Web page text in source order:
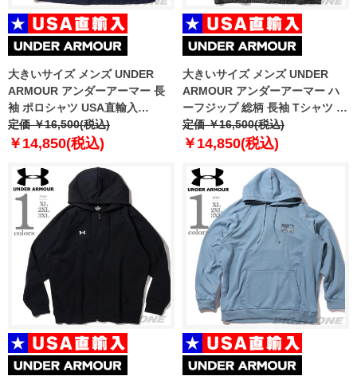
大きいサイズ メンズ UNDER
ARMOUR アンダーアーマー 長
袖 ポロシャツ USA直輸入
1379728-410
定価 ￥16,500(税込)
￥14,850(税込)
大きいサイズ メンズ UNDER
ARMOUR アンダーアーマー ハ
ーフジップ 総柄 長袖 Tシャツ ゴ
ルフウェア USA直輸入
um1212999-999
定価 ￥16,500(税込)
￥14,850(税込)